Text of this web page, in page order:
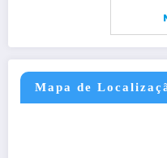
Mapa de